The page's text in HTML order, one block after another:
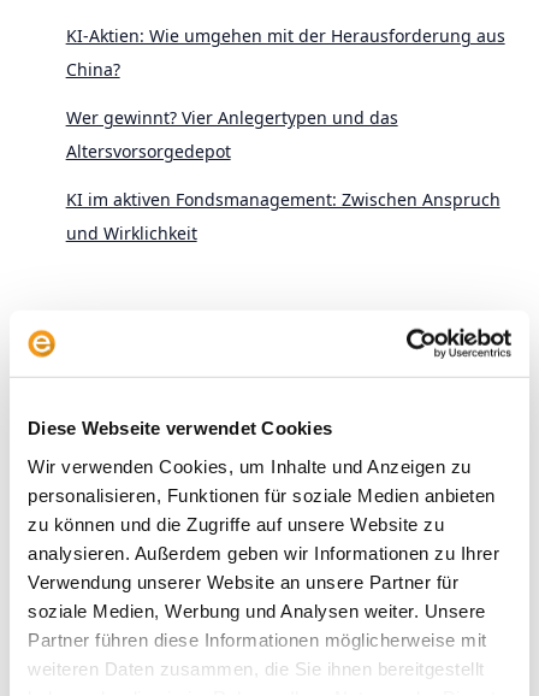
Diese Webseite verwendet Cookies
Wir verwenden Cookies, um Inhalte und Anzeigen zu
personalisieren, Funktionen für soziale Medien anbieten
zu können und die Zugriffe auf unsere Website zu
analysieren. Außerdem geben wir Informationen zu Ihrer
Verwendung unserer Website an unsere Partner für
soziale Medien, Werbung und Analysen weiter. Unsere
Partner führen diese Informationen möglicherweise mit
weiteren Daten zusammen, die Sie ihnen bereitgestellt
KI-Aktien: Wie umgehen mit der Herausforderung aus
China?
Wer gewinnt? Vier Anlegertypen und das
Altersvorsorgedepot
KI im aktiven Fondsmanagement: Zwischen Anspruch
und Wirklichkeit
Archive
2026
2025
2024
2023
2022
2021